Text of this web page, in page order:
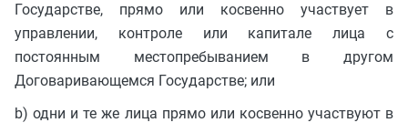
Государстве, прямо или косвенно участвует в
управлении, контроле или капитале лица с
постоянным местопребыванием в другом
Договаривающемся Государстве; или
b) одни и те же лица прямо или косвенно участвуют в